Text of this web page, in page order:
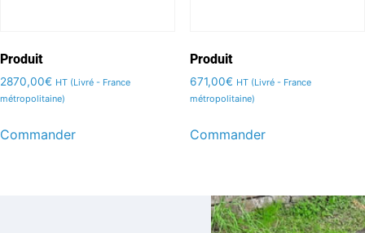
Produit
2870,00€ HT (Livré - France
métropolitaine)
Commander
Produit
671,00€ HT (Livré - France
métropolitaine)
Commander